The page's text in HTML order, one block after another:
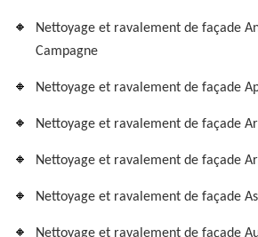
Nettoyage et ravalement de façade
Campagne
Nettoyage et ravalement de façade
Nettoyage et ravalement de façade
Nettoyage et ravalement de façade
Nettoyage et ravalement de façade
Nettoyage et ravalement de façade